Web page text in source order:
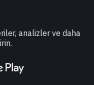
analizler ve daha